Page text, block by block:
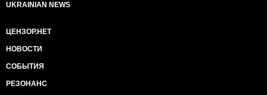
UKRAINIAN NEWS
ЦЕНЗОР.НЕТ
НОВОСТИ
СОБЫТИЯ
РЕЗОНАНС